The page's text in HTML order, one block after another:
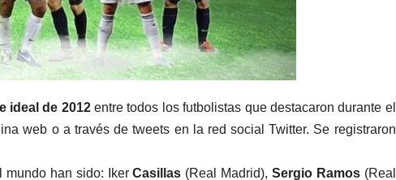
ideal de 2012entre todos los futbolistas que destacaron durante el
web o a través de tweets en la red social Twitter. Se registraron
mundo han sido: IkerCasillas (Real Madrid), Sergio Ramos(Real